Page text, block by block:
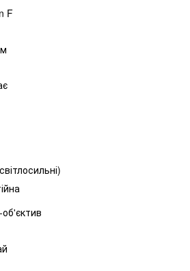
F
об'єктив